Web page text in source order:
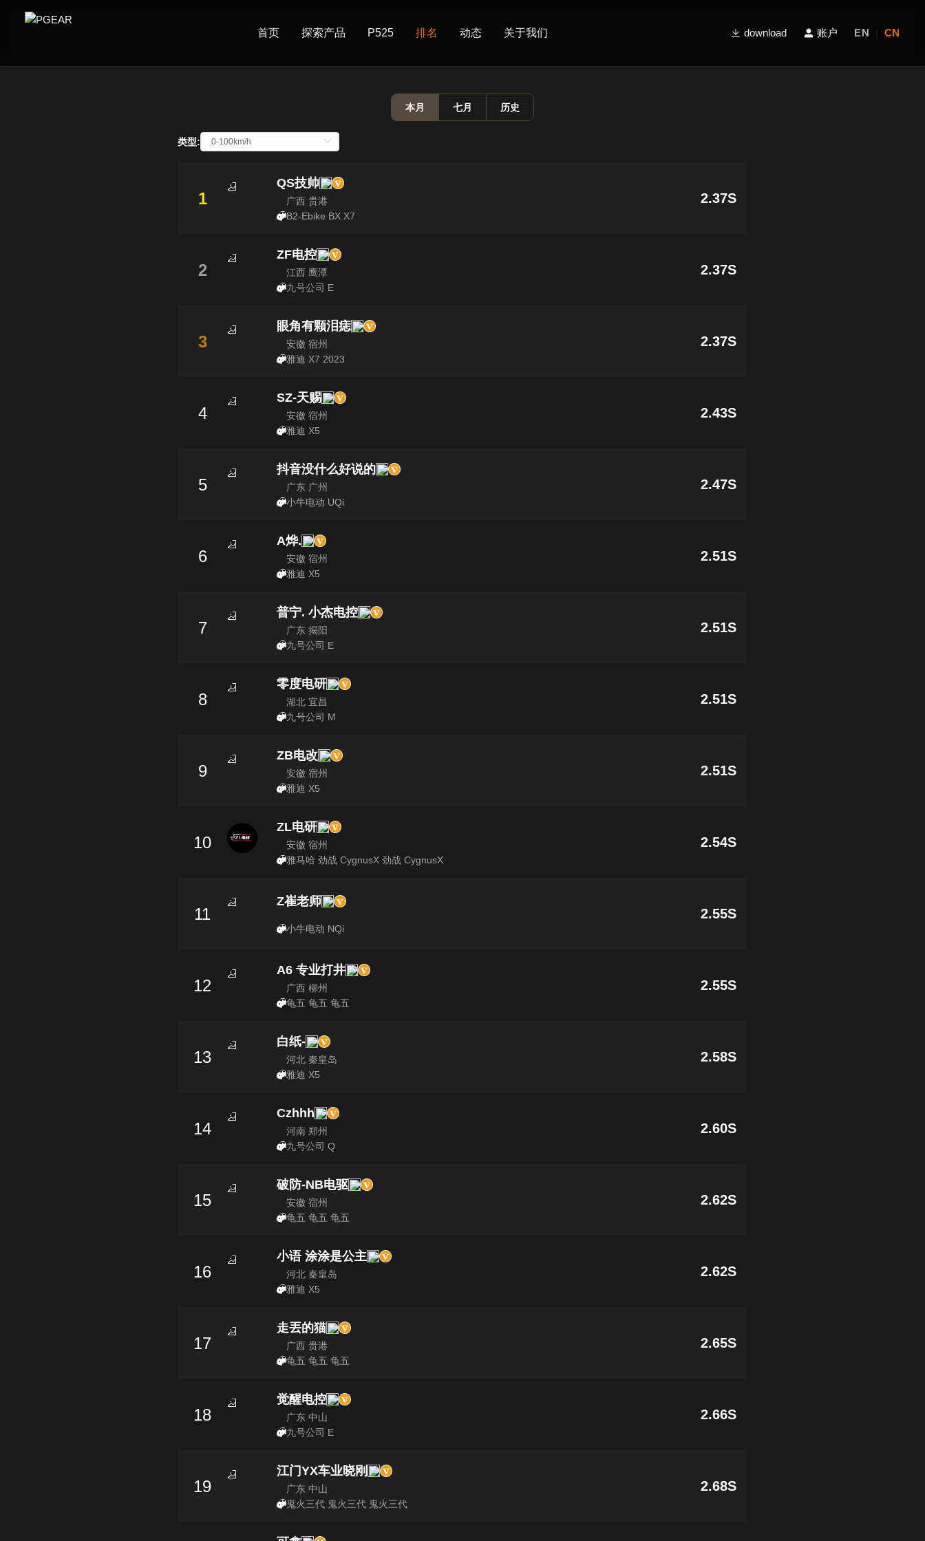
首页 探索产品 P525 排名 动态 关于我们 download 账户 EN CN
本月 七月 历史
类型:
1
QS技帅
广西 贵港
B2-Ebike BX X7
2.37S
2
ZF电控
江西 鹰潭
九号公司 E
2.37S
3
眼角有颗泪痣
安徽 宿州
雅迪 X7 2023
2.37S
4
SZ-天赐
安徽 宿州
雅迪 X5
2.43S
5
抖音没什么好说的
广东 广州
小牛电动 UQi
2.47S
6
A烨.
安徽 宿州
雅迪 X5
2.51S
7
普宁. 小杰电控
广东 揭阳
九号公司 E
2.51S
8
零度电研
湖北 宜昌
九号公司 M
2.51S
9
ZB电改
安徽 宿州
雅迪 X5
2.51S
10
ZL电研
安徽 宿州
雅马哈 劲战 CygnusX 劲战 CygnusX
2.54S
11
Z崔老师
小牛电动 NQi
2.55S
12
A6 专业打井
广西 柳州
龟五 龟五 龟五
2.55S
13
白纸-
河北 秦皇岛
雅迪 X5
2.58S
14
Czhhh
河南 郑州
九号公司 Q
2.60S
15
破防-NB电驱
安徽 宿州
龟五 龟五 龟五
2.62S
16
小语 涂涂是公主
河北 秦皇岛
雅迪 X5
2.62S
17
走丟的猫
广西 贵港
龟五 龟五 龟五
2.65S
18
觉醒电控
广东 中山
九号公司 E
2.66S
19
江门YX车业晓刚
广东 中山
鬼火三代 鬼火三代 鬼火三代
2.68S